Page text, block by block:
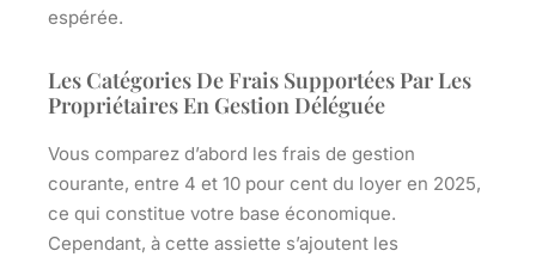
espérée.
Les Catégories De Frais Supportées Par Les
Propriétaires En Gestion Déléguée
Vous comparez d’abord les frais de gestion
courante, entre 4 et 10 pour cent du loyer en 2025,
ce qui constitue votre base économique.
Cependant, à cette assiette s’ajoutent les